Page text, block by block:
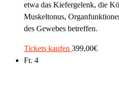
etwa das Kiefergelenk, die
Muskeltonus,
des Gewebes betreffen.
Tickets kaufen 399,00€
Fr. 4